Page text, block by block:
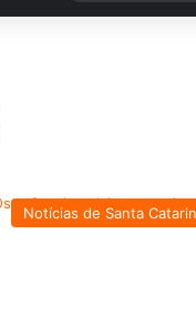
Notícias de Santa